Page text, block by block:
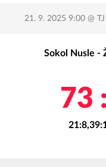
21. 9. 2025 9:00 @
Sokol Nusle -
73